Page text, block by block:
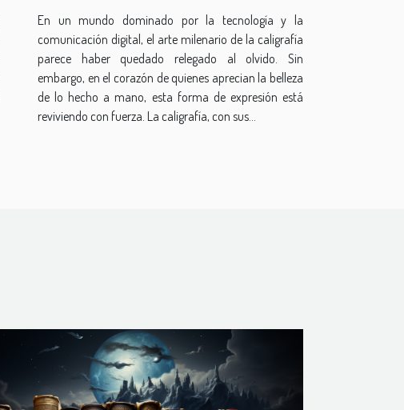
En un mundo dominado por la tecnología y la
comunicación digital, el arte milenario de la caligrafía
parece haber quedado relegado al olvido. Sin
embargo, en el corazón de quienes aprecian la belleza
de lo hecho a mano, esta forma de expresión está
reviviendo con fuerza. La caligrafía, con sus...